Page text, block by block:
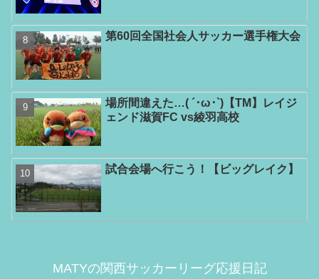
第60回全国社会人サッカー選手権大会
場所間違えた…( ´･ω･`)【TM】レイジ
ェンド滋賀FC vs綾羽高校
試合会場へ行こう！【ビッグレイク】
MATYの関西サッカーリーグ応援日記